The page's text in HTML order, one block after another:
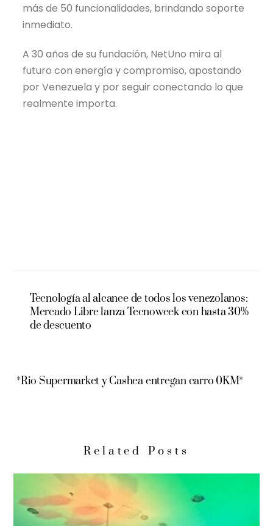
más de 50 funcionalidades, brindando soporte
inmediato.
A 30 años de su fundación, NetUno mira al
futuro con energía y compromiso, apostando
por Venezuela y por seguir conectando lo que
realmente importa.
Tecnología al alcance de todos los venezolanos:
Mercado Libre lanza Tecnoweek con hasta 30%
de descuento
*Rio Supermarket y Cashea entregan carro 0KM*
Related Posts